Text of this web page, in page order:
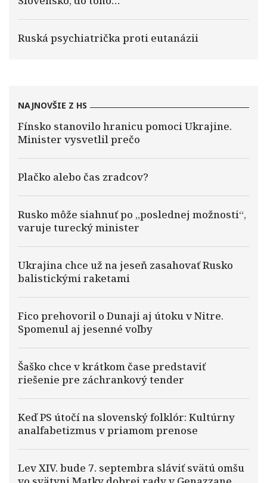
Ruská psychiatrička proti eutanázii
NAJNOVŠIE Z HS
Fínsko stanovilo hranicu pomoci Ukrajine.
Minister vysvetlil prečo
Plačko alebo čas zradcov?
Rusko môže siahnuť po „poslednej možnosti“,
varuje turecký minister
Ukrajina chce už na jeseň zasahovať Rusko
balistickými raketami
Fico prehovoril o Dunaji aj útoku v Nitre.
Spomenul aj jesenné voľby
Šaško chce v krátkom čase predstaviť
riešenie pre záchrankový tender
Keď PS útočí na slovenský folklór: Kultúrny
analfabetizmus v priamom prenose
Lev XIV. bude 7. septembra sláviť svätú omšu